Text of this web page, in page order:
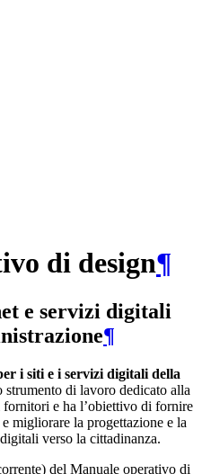
di design¶
e servizi digitali
¶
i siti e i servizi digitali della
strumento di lavoro dedicato alla
e ha l’obiettivo di fornire
migliorare la progettazione e la
verso la cittadinanza.
del Manuale operativo di